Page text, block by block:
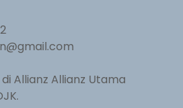
Allianz Allianz Utama